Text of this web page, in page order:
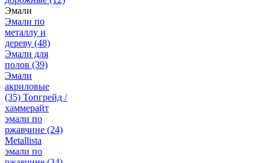
Эмали
Эмали по
металлу и
дереву (48)
Эмали для
полов (39)
Эмали
акриловые
(35) Топгрейд /
хаммерайт
эмали по
ржавчине (24)
Metallista
эмали по